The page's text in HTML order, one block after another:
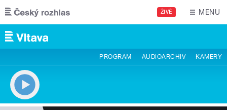
Přejít k hlavnímu obsahu
ŽIVĚ MENU
PROGRAM AUDIOARCHIV KAMERY